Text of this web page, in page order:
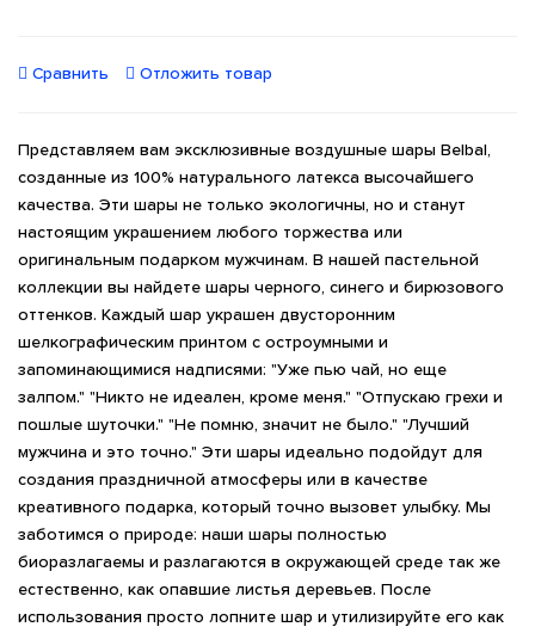
Сравнить Отложить товар
Представляем вам эксклюзивные воздушные шары Belbal,
созданные из 100% натурального латекса высочайшего
качества. Эти шары не только экологичны, но и станут
настоящим украшением любого торжества или
оригинальным подарком мужчинам. В нашей пастельной
коллекции вы найдете шары черного, синего и бирюзового
оттенков. Каждый шар украшен двусторонним
шелкографическим принтом с остроумными и
запоминающимися надписями: "Уже пью чай, но еще
залпом." "Никто не идеален, кроме меня." "Отпускаю грехи и
пошлые шуточки." "Не помню, значит не было." "Лучший
мужчина и это точно." Эти шары идеально подойдут для
создания праздничной атмосферы или в качестве
креативного подарка, который точно вызовет улыбку. Мы
заботимся о природе: наши шары полностью
биоразлагаемы и разлагаются в окружающей среде так же
естественно, как опавшие листья деревьев. После
использования просто лопните шар и утилизируйте его как